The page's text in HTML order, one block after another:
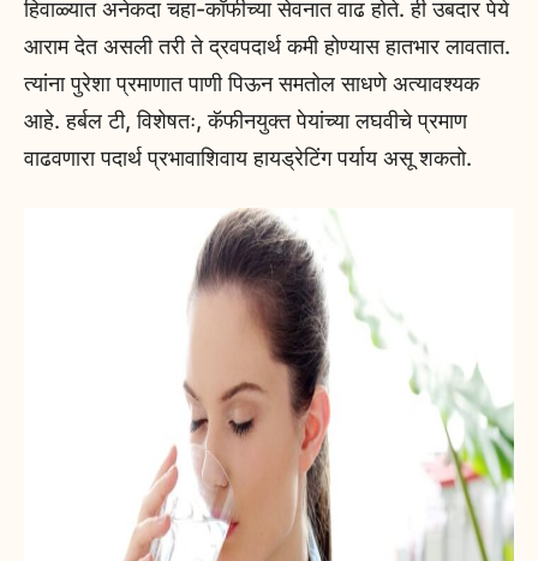
हिवाळ्यात अनेकदा चहा-कॉफीच्या सेवनात वाढ होते. ही उबदार पेये
आराम देत असली तरी ते द्रवपदार्थ कमी होण्यास हातभार लावतात.
त्यांना पुरेशा प्रमाणात पाणी पिऊन समतोल साधणे अत्यावश्यक
आहे. हर्बल टी, विशेषतः, कॅफीनयुक्त पेयांच्या लघवीचे प्रमाण
वाढवणारा पदार्थ प्रभावाशिवाय हायड्रेटिंग पर्याय असू शकतो.